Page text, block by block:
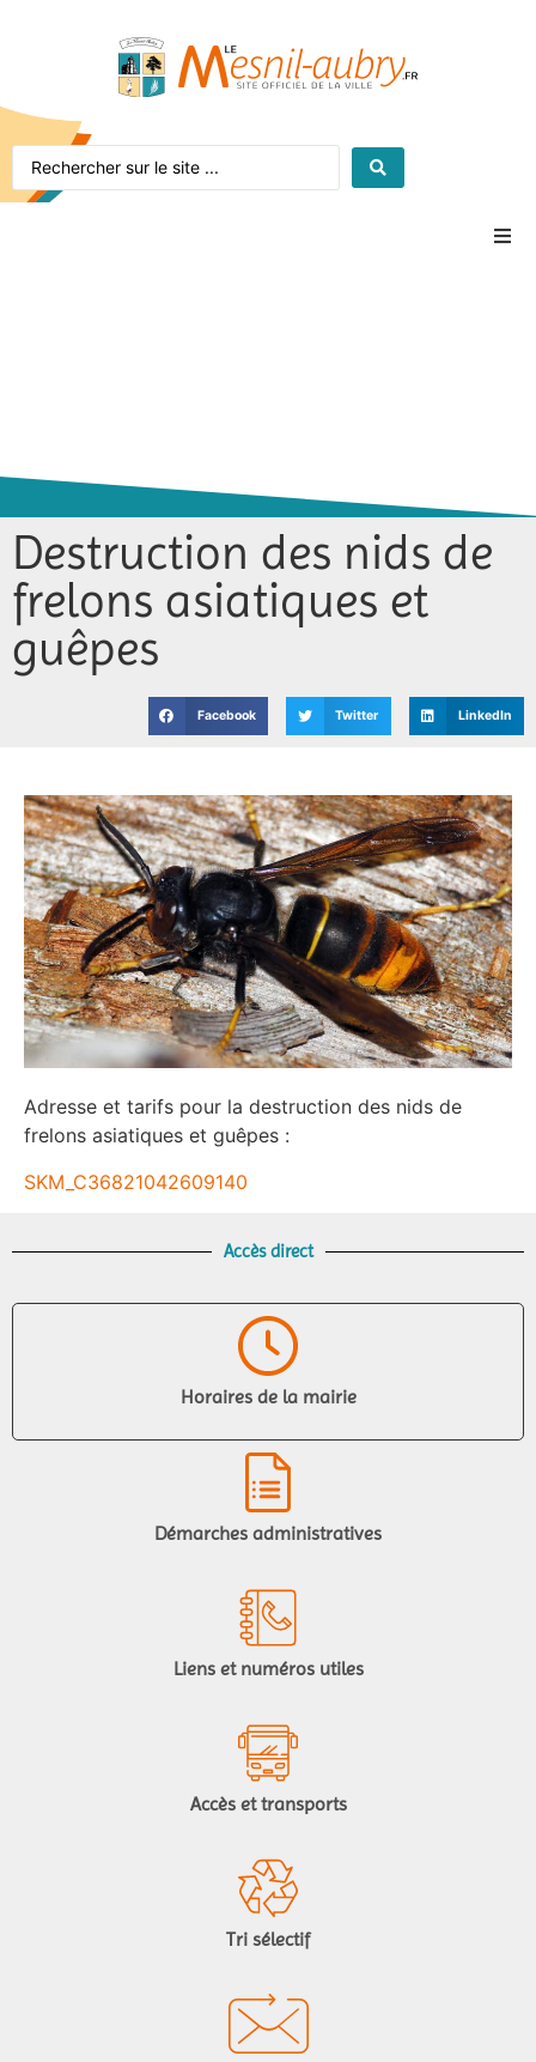
Vie pratique
Jeunesse
Vie associative
Destruction des nids de
frelons asiatiques et
guêpes
Facebook Twitter LinkedIn
Adresse et tarifs pour la destruction des nids de
frelons asiatiques et guêpes :
SKM_C36821042609140
Accès direct
Horaires de la mairie
Démarches administratives
Liens et numéros utiles
Accès et transports
Tri sélectif